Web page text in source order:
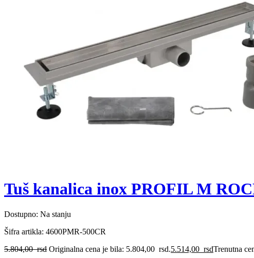
Tuš kanalica inox PROFIL M
Dostupno: Na stanju
Šifra artikla: 4600PMR-500CR
5.804,00rsd Originalna cena je bila: 5.804,00 rsd.5.514,00 rsdTrenutna